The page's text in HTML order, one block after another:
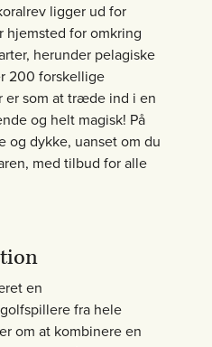
ligger ud for
hjemsted for omkring
herunder pelagiske
200 forskellige
er som at træde ind i en
og helt magisk! På
og dykke, uanset om du
med tilbud for alle
en
fra hele
om at kombinere en